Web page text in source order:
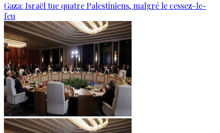
Gaza: Israël tue quatre Palestiniens, malgré le cessez-le-
feu